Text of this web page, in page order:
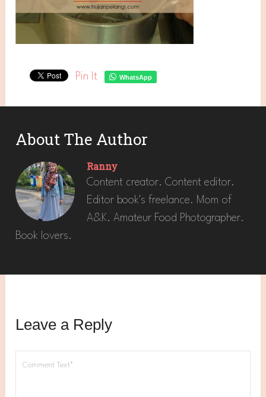
Pin It WhatsApp
About The Author
Ranny
Content creator. Content editor.
Editor book's freelance. Mom of
A&K. Amateur Food Photographer.
Book lovers.
Leave a Reply